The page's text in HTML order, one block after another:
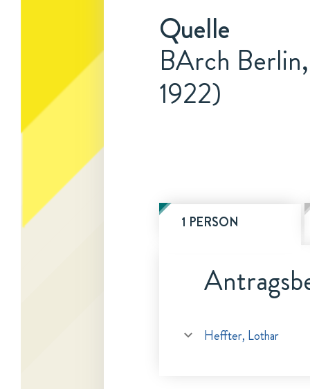
Quelle
BArch
1922)
1 PERSON
Heffter, Lothar